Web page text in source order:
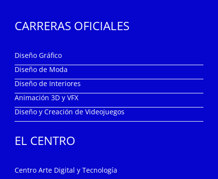
CARRERAS OFICIALES
Diseño Gráfico
Diseño de Moda
Diseño de Interiores
Animación 3D y VFX
Diseño y Creación de Videojuegos
EL CENTRO
Centro Arte Digital y Tecnología